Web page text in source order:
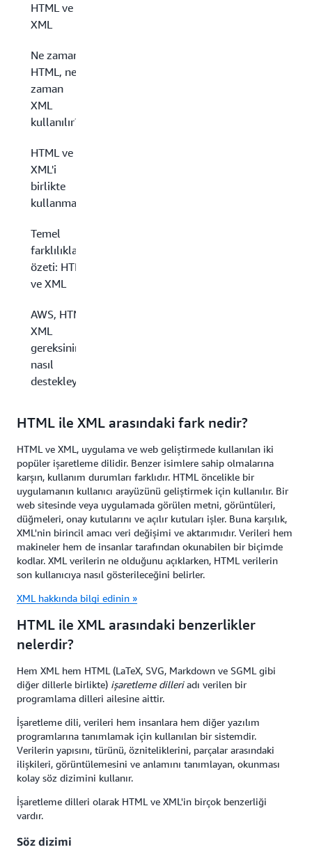
HTML ve
XML
Ne zaman
HTML, ne
zaman
XML
kullanılır?
HTML ve
XML'i
birlikte
kullanma
Temel
farklılıkların
özeti: HTML
ve XML
AWS, HTML ve
XML
gereksinimlerinizi
nasıl
destekleyebilir?
HTML ile XML arasındaki fark nedir?
HTML ve XML, uygulama ve web geliştirmede kullanılan iki
popüler işaretleme dilidir. Benzer isimlere sahip olmalarına
karşın, kullanım durumları farklıdır. HTML öncelikle bir
uygulamanın kullanıcı arayüzünü geliştirmek için kullanılır. Bir
web sitesinde veya uygulamada görülen metni, görüntüleri,
düğmeleri, onay kutularını ve açılır kutuları işler. Buna karşılık,
XML'nin birincil amacı veri değişimi ve aktarımıdır. Verileri hem
makineler hem de insanlar tarafından okunabilen bir biçimde
kodlar. XML verilerin ne olduğunu açıklarken, HTML verilerin
son kullanıcıya nasıl gösterileceğini belirler.
XML hakkında bilgi edinin »
HTML ile XML arasındaki benzerlikler
nelerdir?
Hem XML hem HTML (LaTeX, SVG, Markdown ve SGML gibi
diğer dillerle birlikte) işaretleme dilleriadı verilen bir
programlama dilleri ailesine aittir.
İşaretleme dili, verileri hem insanlara hem diğer yazılım
programlarına tanımlamak için kullanılan bir sistemdir.
Verilerin yapısını, türünü, özniteliklerini, parçalar arasındaki
ilişkileri, görüntülemesini ve anlamını tanımlayan, okunması
kolay söz dizimini kullanır.
İşaretleme dilleri olarak HTML ve XML'in birçok benzerliği
vardır.
Söz dizimi